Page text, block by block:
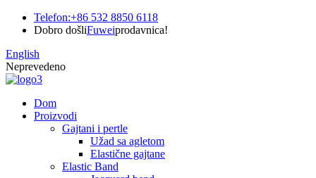
Telefon:+86 532 8850 6118
Dobro došliFuweiprodavnica!
English
Neprevedeno
Dom
Proizvodi
Gajtani i pertle
Užad sa agletom
Elastične gajtane
Elastic Band